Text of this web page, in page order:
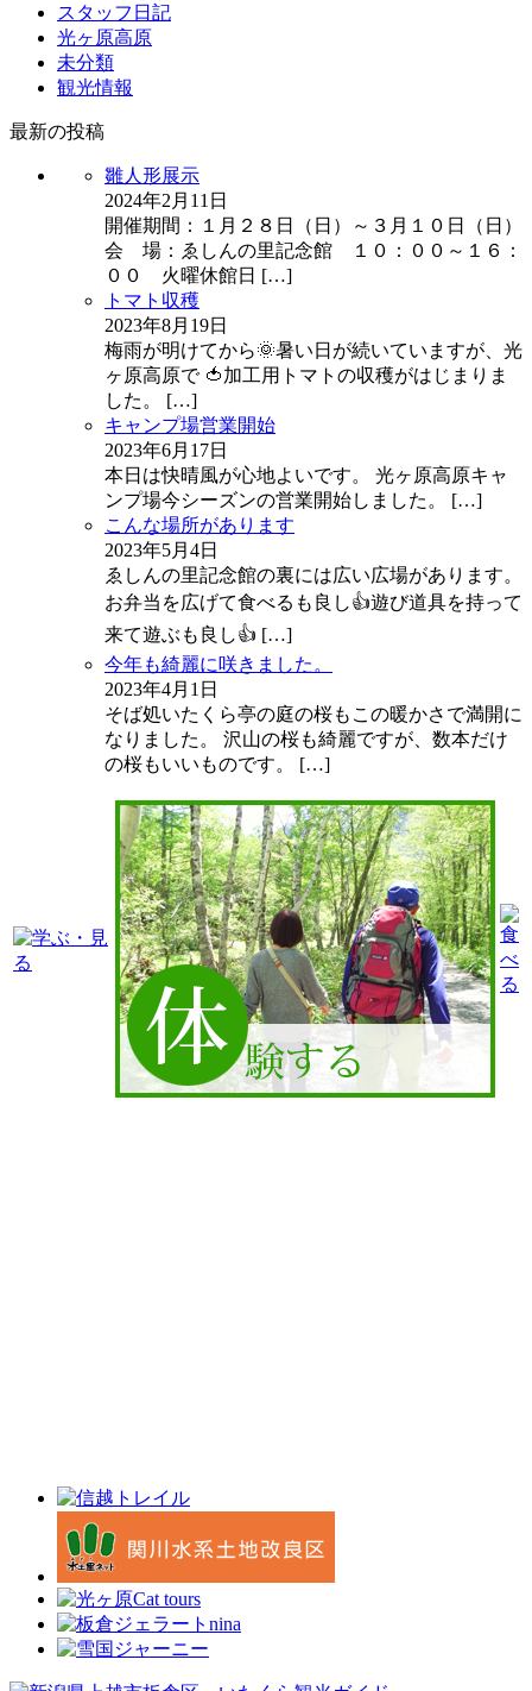
スタッフ日記
光ヶ原高原
未分類
観光情報
最新の投稿
雛人形展示
2024年2月11日
開催期間：１月２８日（日）～３月１０日（日）
会 場：ゑしんの里記念館 １０：００～１６：
００ 火曜休館日 […]
トマト収穫
2023年8月19日
梅雨が明けてから🌞暑い日が続いていますが、光
ヶ原高原で 🍅加工用トマトの収穫がはじまりま
した。 […]
キャンプ場営業開始
2023年6月17日
本日は快晴風が心地よいです。 光ヶ原高原キャ
ンプ場今シーズンの営業開始しました。 […]
こんな場所があります
2023年5月4日
ゑしんの里記念館の裏には広い広場があります。
お弁当を広げて食べるも良し👍遊び道具を持って
来て遊ぶも良し👍 […]
今年も綺麗に咲きました。
2023年4月1日
そば処いたくら亭の庭の桜もこの暖かさで満開に
なりました。 沢山の桜も綺麗ですが、数本だけ
の桜もいいものです。
[…]